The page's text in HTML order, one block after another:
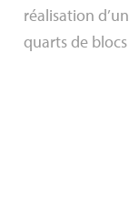
réalisation
quarts de